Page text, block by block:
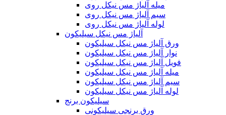
میله آلیاژ مس نیکل روی
سیم آلیاژ مس نیکل روی
لوله آلیاژ مس نیکل روی
آلیاژ مس نیکل سیلیکون
ورق آلیاژ مس نیکل سیلیکون
نوار آلیاژ مس نیکل سیلیکون
فویل آلیاژ مس نیکل سیلیکون
میله آلیاژ مس نیکل سیلیکون
سیم آلیاژ مس نیکل سیلیکون
لوله آلیاژ مس نیکل سیلیکون
سیلیکون برنج
ورق برنجی سیلیکونی